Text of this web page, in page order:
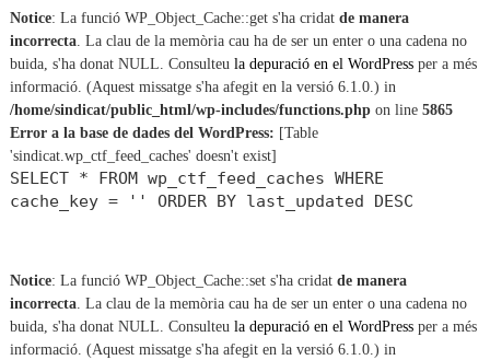
c
h
f
o
r
:
Notice: La funció WP_Object_Cache::get s'ha cridat de manera
incorrecta. La clau de la memòria cau ha de ser un enter o una cadena no
buida, s'ha donat NULL. Consulteu la depuració en el WordPressper a més
informació. (Aquest missatge s'ha afegit en la versió 6.1.0.) in
/home/sindicat/public_html/wp-includes/functions.phpon line 5865
Error a la base de dades del WordPress: [Table
'sindicat.wp_ctf_feed_caches' doesn't exist]
SELECT * FROM wp_ctf_feed_caches WHERE
cache_key = '' ORDER BY last_updated DESC
Notice: La funció WP_Object_Cache::set s'ha cridat de manera
incorrecta. La clau de la memòria cau ha de ser un enter o una cadena no
buida, s'ha donat NULL. Consulteu la depuració en el WordPressper a més
informació. (Aquest missatge s'ha afegit en la versió 6.1.0.) in